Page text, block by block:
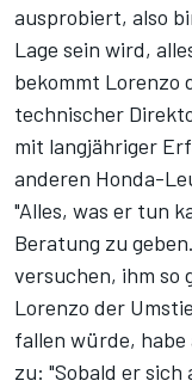
ausprobiert, also
Lage sein wird,
bekommt Lorenzo
technischer
mit langjähriger
anderen Honda-
"Alles, was er tun
Beratung zu
versuchen, ihm so
Lorenzo der
fallen würde,
zu: "Sobald er sich